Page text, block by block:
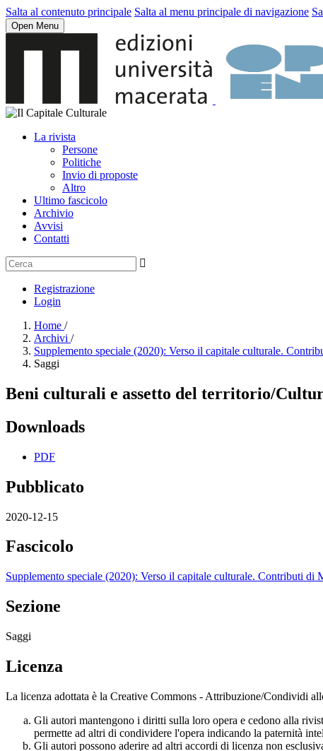
Salta al contenuto principale Salta al menu principale di navigazione
Open Menu
La rivista
Persone
Politiche
Invio di proposte
Altro
Ultimo fascicolo
Archivio
Avvisi
Contatti
Registrazione
Login
Home /
Archivi /
Supplemento speciale (2020): Verso il capitale culturale.
Saggi
Beni culturali e assetto del territorio/
Downloads
PDF
Pubblicato
2020-12-15
Fascicolo
Supplemento speciale (2020): Verso il capitale culturale. Contributi di
Sezione
Saggi
Licenza
La licenza adottata è la Creative Commons - Attribuzione/Condividi
Gli autori mantengono i diritti sulla loro opera e cedono alla
permette ad altri di condividere l'opera indicando la paternità
Gli autori possono aderire ad altri accordi di licenza non